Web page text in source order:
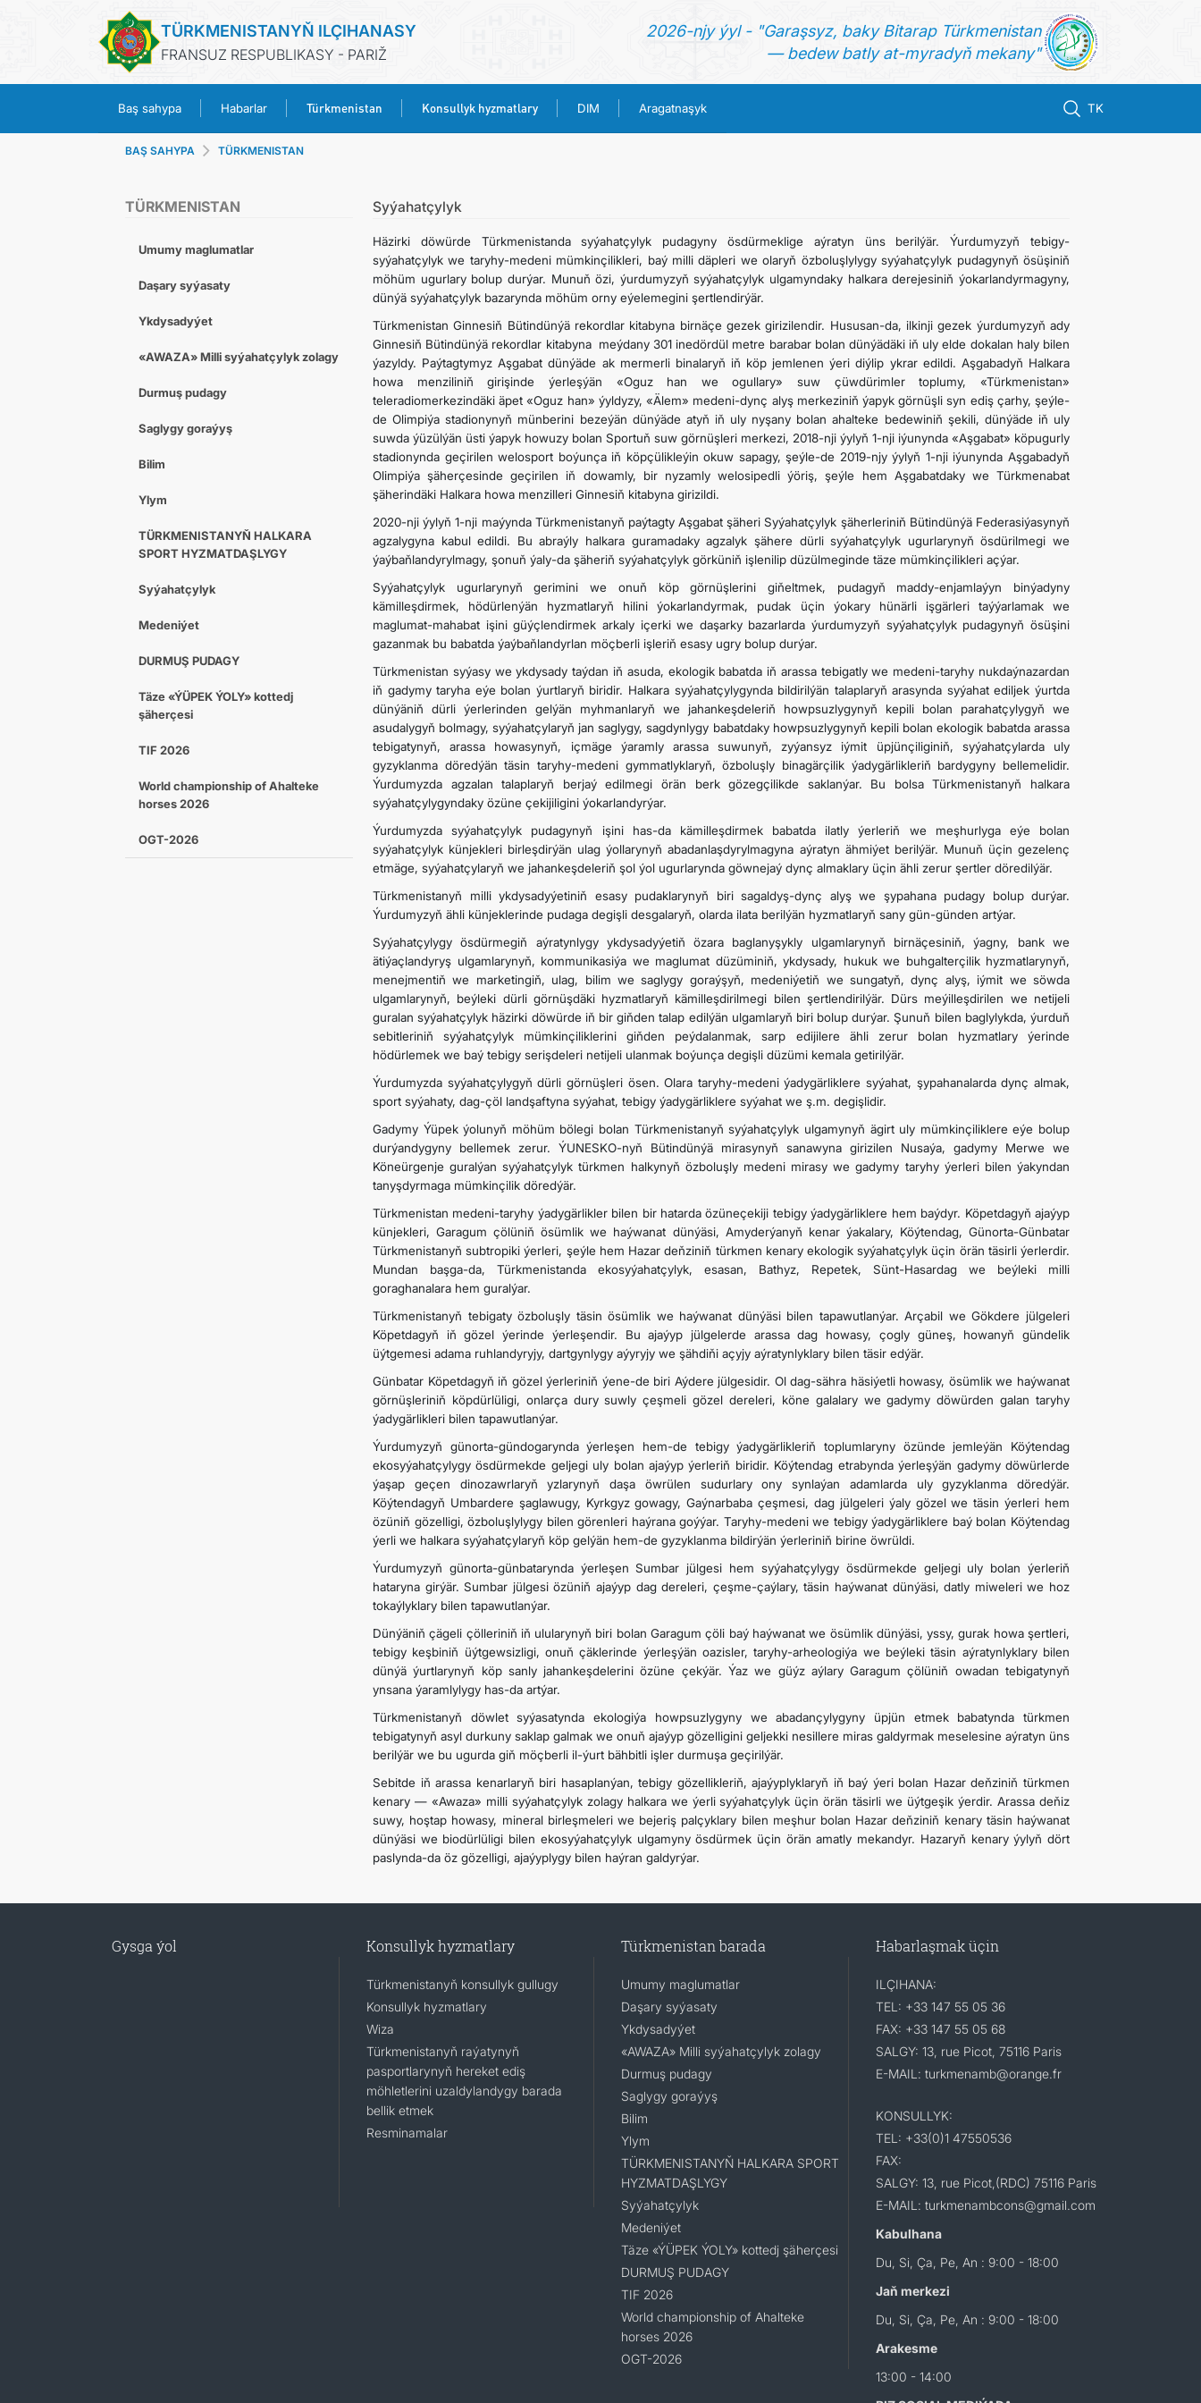
TÜRKMENISTANYŇ ILÇIHANASY
FRANSUZ RESPUBLIKASY - PARIŽ
2026-njy ýyl - "Garaşsyz, baky Bitarap Türkmenistan
— bedew batly at-myradyň mekany"
Baş sahypa Habarlar Türkmenistan Konsullyk hyzmatlary DIM Aragatnaşyk TK
TÜRKMENISTAN
KONSULLYK HYZMATLARY
DIM
ARAGATNAŞYK
BAŞ SAHYPA TÜRKMENISTAN
TÜRKMENISTAN
Umumy maglumatlar
Daşary syýasaty
Ykdysadyýet
«AWAZA» Milli syýahatçylyk zolagy
Durmuş pudagy
Saglygy goraýyş
Bilim
Ylym
TÜRKMENISTANYŇ HALKARA
SPORT HYZMATDAŞLYGY
Syýahatçylyk
Medeniýet
DURMUŞ PUDAGY
Täze «ÝÜPEK ÝOLY» kottedj
şäherçesi
TIF 2026
World championship of Ahalteke
horses 2026
OGT-2026
Syýahatçylyk
Häzirki döwürde Türkmenistanda syýahatçylyk pudagyny ösdürmeklige aýratyn üns berilýär. Ýurdumyzyň tebigy-
syýahatçylyk we taryhy-medeni mümkinçilikleri, baý milli däpleri we olaryň özboluşlylygy syýahatçylyk pudagynyň ösüşiniň
möhüm ugurlary bolup durýar. Munuň özi, ýurdumyzyň syýahatçylyk ulgamyndaky halkara derejesiniň ýokarlandyrmagyny,
dünýä syýahatçylyk bazarynda möhüm orny eýelemegini şertlendirýär.
Türkmenistan Ginnesiň Bütindünýä rekordlar kitabyna birnäçe gezek girizilendir. Hususan-da, ilkinji gezek ýurdumyzyň ady
Ginnesiň Bütindünýä rekordlar kitabyna meýdany 301 inedördül metre barabar bolan dünýädäki iň uly elde dokalan haly bilen
ýazyldy. Paýtagtymyz Aşgabat dünýäde ak mermerli binalaryň iň köp jemlenen ýeri diýlip ykrar edildi. Aşgabadyň Halkara
howa menziliniň girişinde ýerleşýän «Oguz han we ogullary» suw çüwdürimler toplumy, «Türkmenistan»
teleradiomerkezindäki äpet «Oguz han» ýyldyzy, «Älem» medeni-dynç alyş merkeziniň ýapyk görnüşli syn ediş çarhy, şeýle-
de Olimpiýa stadionynyň münberini bezeýän dünýäde atyň iň uly nyşany bolan ahalteke bedewiniň şekili, dünýäde iň uly
suwda ýüzülýän üsti ýapyk howuzy bolan Sportuň suw görnüşleri merkezi, 2018-nji ýylyň 1-nji iýunynda «Aşgabat» köpugurly
stadionynda geçirilen welosport boýunça iň köpçülikleýin okuw sapagy, şeýle-de 2019-njy ýylyň 1-nji iýunynda Aşgabadyň
Olimpiýa şäherçesinde geçirilen iň dowamly, bir nyzamly welosipedli ýöriş, şeýle hem Aşgabatdaky we Türkmenabat
şäherindäki Halkara howa menzilleri Ginnesiň kitabyna girizildi.
2020-nji ýylyň 1-nji maýynda Türkmenistanyň paýtagty Aşgabat şäheri Syýahatçylyk şäherleriniň Bütindünýä Federasiýasynyň
agzalygyna kabul edildi. Bu abraýly halkara guramadaky agzalyk şähere dürli syýahatçylyk ugurlarynyň ösdürilmegi we
ýaýbaňlandyrylmagy, şonuň ýaly-da şäheriň syýahatçylyk görküniň işlenilip düzülmeginde täze mümkinçilikleri açýar.
Syýahatçylyk ugurlarynyň gerimini we onuň köp görnüşlerini giňeltmek, pudagyň maddy-enjamlaýyn binýadyny
kämilleşdirmek, hödürlenýän hyzmatlaryň hilini ýokarlandyrmak, pudak üçin ýokary hünärli işgärleri taýýarlamak we
maglumat-mahabat işini güýçlendirmek arkaly içerki we daşarky bazarlarda ýurdumyzyň syýahatçylyk pudagynyň ösüşini
gazanmak bu babatda ýaýbaňlandyrlan möçberli işleriň esasy ugry bolup durýar.
Türkmenistan syýasy we ykdysady taýdan iň asuda, ekologik babatda iň arassa tebigatly we medeni-taryhy nukdaýnazardan
iň gadymy taryha eýe bolan ýurtlaryň biridir. Halkara syýahatçylygynda bildirilýän talaplaryň arasynda syýahat ediljek ýurtda
dünýäniň dürli ýerlerinden gelýän myhmanlaryň we jahankeşdeleriň howpsuzlygynyň kepili bolan parahatçylygyň we
asudalygyň bolmagy, syýahatçylaryň jan saglygy, sagdynlygy babatdaky howpsuzlygynyň kepili bolan ekologik babatda arassa
tebigatynyň, arassa howasynyň, içmäge ýaramly arassa suwunyň, zyýansyz iýmit üpjünçiliginiň, syýahatçylarda uly
gyzyklanma döredýän täsin taryhy-medeni gymmatlyklaryň, özboluşly binagärçilik ýadygärlikleriň bardygyny bellemelidir.
Ýurdumyzda agzalan talaplaryň berjaý edilmegi örän berk gözegçilikde saklanýar. Bu bolsa Türkmenistanyň halkara
syýahatçylygyndaky özüne çekijiligini ýokarlandyrýar.
Ýurdumyzda syýahatçylyk pudagynyň işini has-da kämilleşdirmek babatda ilatly ýerleriň we meşhurlyga eýe bolan
syýahatçylyk künjekleri birleşdirýän ulag ýollarynyň abadanlaşdyrylmagyna aýratyn ähmiýet berilýär. Munuň üçin gezelenç
etmäge, syýahatçylaryň we jahankeşdeleriň şol ýol ugurlarynda göwnejaý dynç almaklary üçin ähli zerur şertler döredilýär.
Türkmenistanyň milli ykdysadyýetiniň esasy pudaklarynyň biri sagaldyş-dynç alyş we şypahana pudagy bolup durýar.
Ýurdumyzyň ähli künjeklerinde pudaga degişli desgalaryň, olarda ilata berilýän hyzmatlaryň sany gün-günden artýar.
Syýahatçylygy ösdürmegiň aýratynlygy ykdysadyýetiň özara baglanyşykly ulgamlarynyň birnäçesiniň, ýagny, bank we
ätiýaçlandyryş ulgamlarynyň, kommunikasiýa we maglumat düzüminiň, ykdysady, hukuk we buhgalterçilik hyzmatlarynyň,
menejmentiň we marketingiň, ulag, bilim we saglygy goraýşyň, medeniýetiň we sungatyň, dynç alyş, iýmit we söwda
ulgamlarynyň, beýleki dürli görnüşdäki hyzmatlaryň kämilleşdirilmegi bilen şertlendirilýär. Dürs meýilleşdirilen we netijeli
guralan syýahatçylyk häzirki döwürde iň bir giňden talap edilýän ulgamlaryň biri bolup durýar. Şunuň bilen baglylykda, ýurduň
sebitleriniň syýahatçylyk mümkinçiliklerini giňden peýdalanmak, sarp edijilere ähli zerur bolan hyzmatlary ýerinde
hödürlemek we baý tebigy serişdeleri netijeli ulanmak boýunça degişli düzümi kemala getirilýär.
Ýurdumyzda syýahatçylygyň dürli görnüşleri ösen. Olara taryhy-medeni ýadygärliklere syýahat, şypahanalarda dynç almak,
sport syýahaty, dag-çöl landşaftyna syýahat, tebigy ýadygärliklere syýahat we ş.m. degişlidir.
Gadymy Ýüpek ýolunyň möhüm bölegi bolan Türkmenistanyň syýahatçylyk ulgamynyň ägirt uly mümkinçiliklere eýe bolup
durýandygyny bellemek zerur. ÝUNESKO-nyň Bütindünýä mirasynyň sanawyna girizilen Nusaýa, gadymy Merwe we
Köneürgenje guralýan syýahatçylyk türkmen halkynyň özboluşly medeni mirasy we gadymy taryhy ýerleri bilen ýakyndan
tanyşdyrmaga mümkinçilik döredýär.
Türkmenistan medeni-taryhy ýadygärlikler bilen bir hatarda özüneçekiji tebigy ýadygärliklere hem baýdyr. Köpetdagyň ajaýyp
künjekleri, Garagum çölüniň ösümlik we haýwanat dünýäsi, Amyderýanyň kenar ýakalary, Köýtendag, Günorta-Günbatar
Türkmenistanyň subtropiki ýerleri, şeýle hem Hazar deňziniň türkmen kenary ekologik syýahatçylyk üçin örän täsirli ýerlerdir.
Mundan başga-da, Türkmenistanda ekosyýahatçylyk, esasan, Bathyz, Repetek, Sünt-Hasardag we beýleki milli
goraghanalara hem guralýar.
Türkmenistanyň tebigaty özboluşly täsin ösümlik we haýwanat dünýäsi bilen tapawutlanýar. Arçabil we Gökdere jülgeleri
Köpetdagyň iň gözel ýerinde ýerleşendir. Bu ajaýyp jülgelerde arassa dag howasy, çogly güneş, howanyň gündelik
üýtgemesi adama ruhlandyryjy, dartgynlygy aýyryjy we şähdiňi açyjy aýratynlyklary bilen täsir edýär.
Günbatar Köpetdagyň iň gözel ýerleriniň ýene-de biri Aýdere jülgesidir. Ol dag-sähra häsiýetli howasy, ösümlik we haýwanat
görnüşleriniň köpdürlüligi, onlarça dury suwly çeşmeli gözel dereleri, köne galalary we gadymy döwürden galan taryhy
ýadygärlikleri bilen tapawutlanýar.
Ýurdumyzyň günorta-gündogarynda ýerleşen hem-de tebigy ýadygärlikleriň toplumlaryny özünde jemleýän Köýtendag
ekosyýahatçylygy ösdürmekde geljegi uly bolan ajaýyp ýerleriň biridir. Köýtendag etrabynda ýerleşýän gadymy döwürlerde
ýaşap geçen dinozawrlaryň yzlarynyň daşa öwrülen sudurlary ony synlaýan adamlarda uly gyzyklanma döredýär.
Köýtendagyň Umbardere şaglawugy, Kyrkgyz gowagy, Gaýnarbaba çeşmesi, dag jülgeleri ýaly gözel we täsin ýerleri hem
özüniň gözelligi, özboluşlylygy bilen görenleri haýrana goýýar. Taryhy-medeni we tebigy ýadygärliklere baý bolan Köýtendag
ýerli we halkara syýahatçylaryň köp gelýän hem-de gyzyklanma bildirýän ýerleriniň birine öwrüldi.
Ýurdumyzyň günorta-günbatarynda ýerleşen Sumbar jülgesi hem syýahatçylygy ösdürmekde geljegi uly bolan ýerleriň
hataryna girýär. Sumbar jülgesi özüniň ajaýyp dag dereleri, çeşme-çaýlary, täsin haýwanat dünýäsi, datly miweleri we hoz
tokaýlyklary bilen tapawutlanýar.
Dünýäniň çägeli çölleriniň iň ulularynyň biri bolan Garagum çöli baý haýwanat we ösümlik dünýäsi, yssy, gurak howa şertleri,
tebigy keşbiniň üýtgewsizligi, onuň çäklerinde ýerleşýän oazisler, taryhy-arheologiýa we beýleki täsin aýratynlyklary bilen
dünýä ýurtlarynyň köp sanly jahankeşdelerini özüne çekýär. Ýaz we güýz aýlary Garagum çölüniň owadan tebigatynyň
ynsana ýaramlylygy has-da artýar.
Türkmenistanyň döwlet syýasatynda ekologiýa howpsuzlygyny we abadançylygyny üpjün etmek babatynda türkmen
tebigatynyň asyl durkuny saklap galmak we onuň ajaýyp gözelligini geljekki nesillere miras galdyrmak meselesine aýratyn üns
berilýär we bu ugurda giň möçberli il-ýurt bähbitli işler durmuşa geçirilýär.
Sebitde iň arassa kenarlaryň biri hasaplanýan, tebigy gözellikleriň, ajaýyplyklaryň iň baý ýeri bolan Hazar deňziniň türkmen
kenary — «Awaza» milli syýahatçylyk zolagy halkara we ýerli syýahatçylyk üçin örän täsirli we üýtgeşik ýerdir. Arassa deňiz
suwy, hoştap howasy, mineral birleşmeleri we bejeriş palçyklary bilen meşhur bolan Hazar deňziniň kenary täsin haýwanat
dünýäsi we biodürlüligi bilen ekosyýahatçylyk ulgamyny ösdürmek üçin örän amatly mekandyr. Hazaryň kenary ýylyň dört
paslynda-da öz gözelligi, ajaýyplygy bilen haýran galdyrýar.
Gysga ýol Konsullyk hyzmatlary
Türkmenistanyň konsullyk gullugy
Konsullyk hyzmatlary
Wiza
Türkmenistanyň raýatynyň
pasportlarynyň hereket ediş
möhletlerini uzaldylandygy barada
bellik etmek
Resminamalar
Türkmenistan barada
Umumy maglumatlar
Daşary syýasaty
Ykdysadyýet
«AWAZA» Milli syýahatçylyk zolagy
Durmuş pudagy
Saglygy goraýyş
Bilim
Ylym
TÜRKMENISTANYŇ HALKARA SPORT
HYZMATDAŞLYGY
Syýahatçylyk
Medeniýet
Täze «ÝÜPEK ÝOLY» kottedj şäherçesi
DURMUŞ PUDAGY
TIF 2026
World championship of Ahalteke
horses 2026
OGT-2026
Habarlaşmak üçin
ILÇIHANA:
TEL: +33 147 55 05 36
FAX: +33 147 55 05 68
SALGY: 13, rue Picot, 75116 Paris
E-MAIL: turkmenamb@orange.fr
KONSULLYK:
TEL: +33(0)1 47550536
FAX:
SALGY: 13, rue Picot,(RDC) 75116 Paris
E-MAIL: turkmenambcons@gmail.com
Kabulhana
Du, Si, Ça, Pe, An : 9:00 - 18:00
Jaň merkezi
Du, Si, Ça, Pe, An : 9:00 - 18:00
Arakesme
13:00 - 14:00